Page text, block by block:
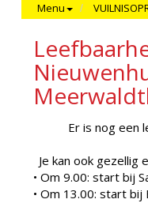
Menu
Er is nog een
Je kan ook gezellig
• Om 9.00: start bij
• Om 13.00: start